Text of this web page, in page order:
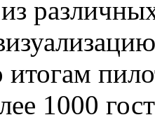
1000